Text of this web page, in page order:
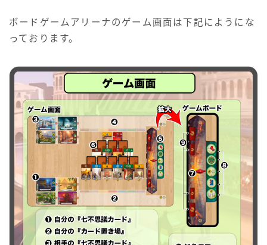
ボードゲームアリーナのゲーム画面は下記にようにな
っております。